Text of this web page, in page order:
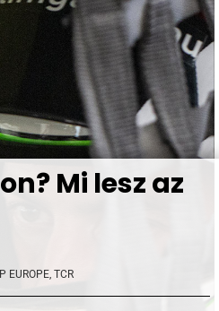
Mi lesz az
EUROPE, TCR